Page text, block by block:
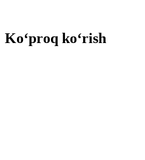
Ko‘proq ko‘rish